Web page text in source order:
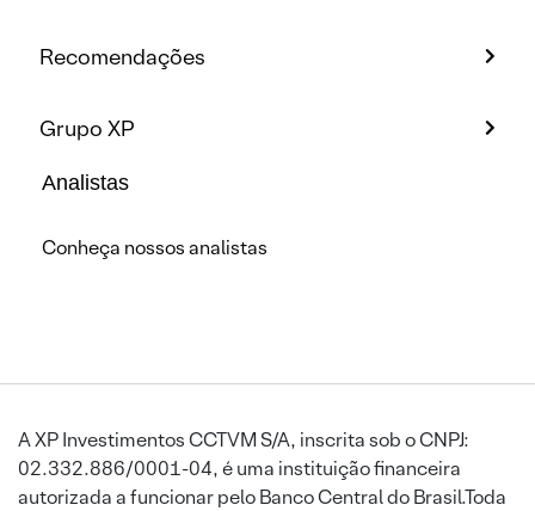
Recomendações
Grupo XP
Analistas
Conheça nossos analistas
A XP Investimentos CCTVM S/A, inscrita sob o CNPJ:
02.332.886/0001-04, é uma instituição financeira
autorizada a funcionar pelo Banco Central do Brasil.Toda